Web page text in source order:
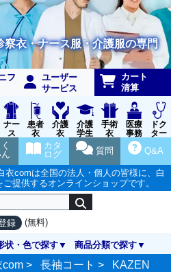
察衣・ナース服・介護服の専門
フ
ユーザー
サービス
カート
清算
ナー
ス
ウェ
ア
患者
衣
介護
衣
介護
学生
実習
衣
手術
衣
医療
事務
受付
ドク
ター
ア
Q&A
質問
カタ
ログ
衣comは全国の法人・個人の皆様に、白
提供するオンラインショップです。
録 (無料)
状・色で探す 商品分類で探す
com > 長袖コート > KAZEN